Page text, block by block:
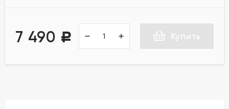
7 490 Р Купить